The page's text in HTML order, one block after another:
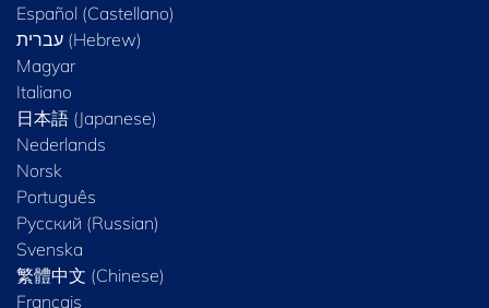
Español (Castellano)
Magyar
Italiano
日本語 (Japanese)
Nederlands
Norsk
Português
Русский (Russian)
Svenska
繁體中文 (Chinese)
Français